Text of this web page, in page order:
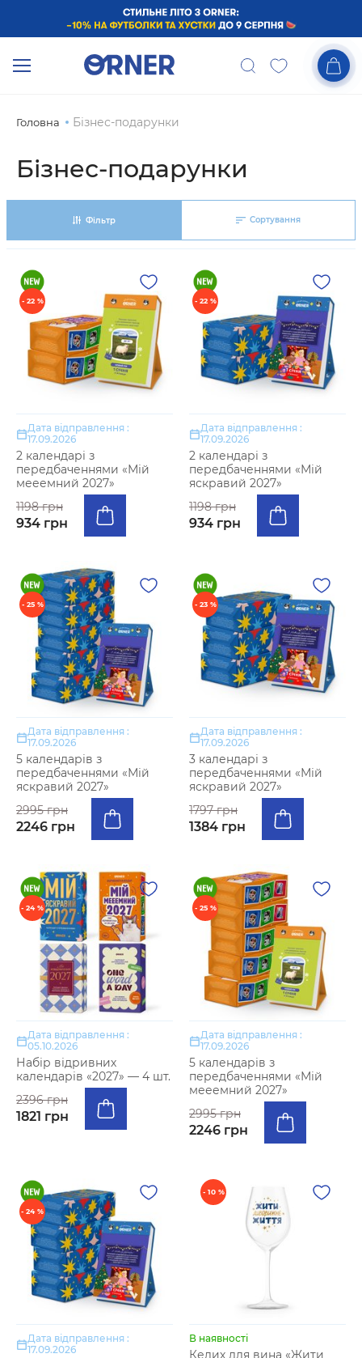
Головна Бізнес-подарунки
Бізнес-подарунки
Фільтр Сортування
- 22 %
Дата відправлення :
17.09.2026
2 календарі з
передбаченнями «Мій
мееемний 2027»
1198 грн
934 грн
- 22 %
Дата відправлення :
17.09.2026
2 календарі з
передбаченнями «Мій
яскравий 2027»
1198 грн
934 грн
- 25 %
Дата відправлення :
17.09.2026
5 календарів з
передбаченнями «Мій
яскравий 2027»
2995 грн
2246 грн
- 23 %
Дата відправлення :
17.09.2026
3 календарі з
передбаченнями «Мій
яскравий 2027»
1797 грн
1384 грн
- 24 %
Дата відправлення :
05.10.2026
Набір відривних
календарів «2027» — 4 шт.
2396 грн
1821 грн
- 25 %
Дата відправлення :
17.09.2026
5 календарів з
передбаченнями «Мій
мееемний 2027»
2995 грн
2246 грн
- 24 %
Дата відправлення :
17.09.2026
- 10 %
В наявності
Келих для вина «Жити